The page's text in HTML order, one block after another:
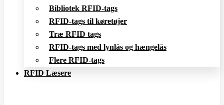
Bibliotek RFID-tags
RFID-tags til køretøjer
Træ RFID tags
RFID-tags med lynlås og hængelås
Flere RFID-tags
RFID Læsere